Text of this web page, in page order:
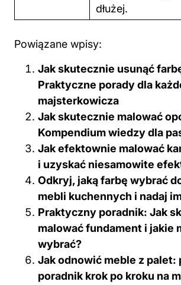
dłużej.
Powiązane wpisy:
Jak skutecznie usunąć
Praktyczne porady dla
majsterkowicza
Jak skutecznie malować
Kompendium wiedzy dla
Jak efektownie malować
i uzyskać niesamowite
Odkryj, jaką farbę wybrać
mebli kuchennych i nadaj
Praktyczny poradnik: Jak
malować fundament i jakie
wybrać?
Jak odnowić meble z
poradnik krok po kroku na